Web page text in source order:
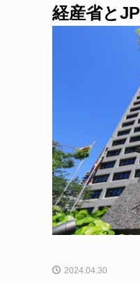
経産省と
2024.04.30